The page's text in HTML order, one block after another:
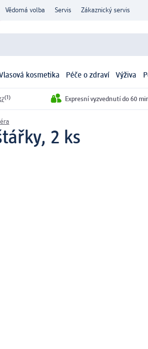
Vědomá volba Servis Zákaznický servis
kosmetika Péče o zdraví Výživa
(1) Expresní vyzvednutí do 60
2 ks